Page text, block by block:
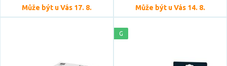
Může být u Vás 17. 8. Může být u Vás 14. 8.
G